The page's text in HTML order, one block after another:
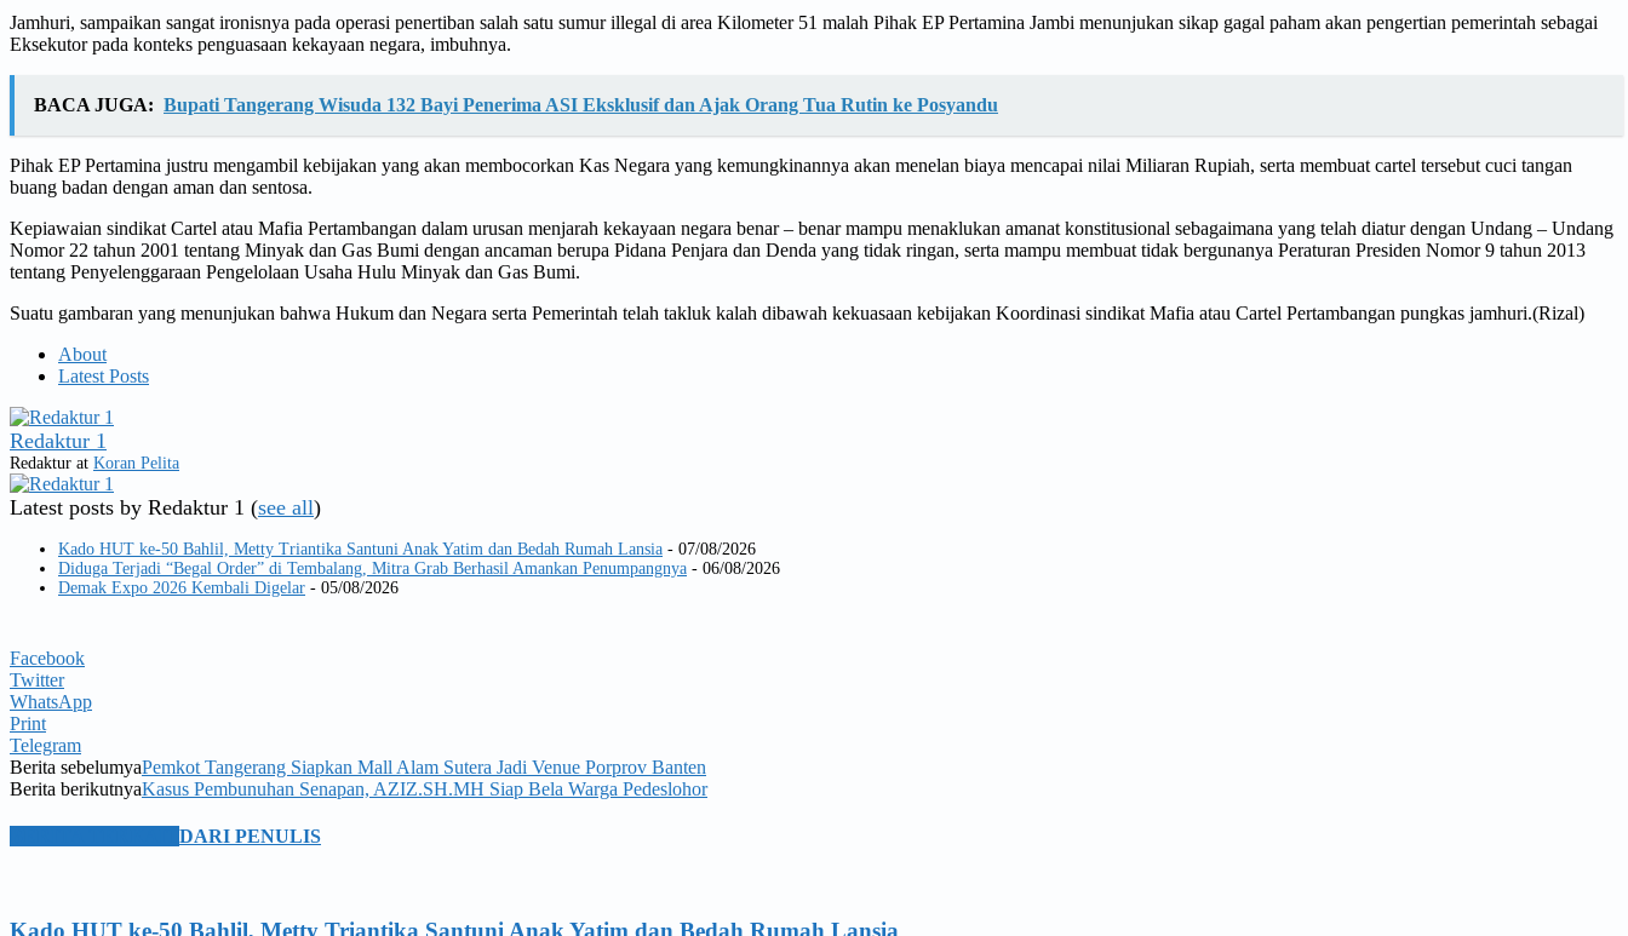
Jamhuri, sampaikan sangat ironisnya pada operasi penertiban salah satu sumur illegal di area Kilometer 51 malah Pihak EP Pertamina Jambi menunjukan sikap gagal paham akan pengertian pemerintah sebagai
Eksekutor pada konteks penguasaan kekayaan negara, imbuhnya.
BACA JUGA: Bupati Tangerang Wisuda 132 Bayi Penerima ASI Eksklusif dan Ajak Orang Tua Rutin ke Posyandu
Pihak EP Pertamina justru mengambil kebijakan yang akan membocorkan Kas Negara yang kemungkinannya akan menelan biaya mencapai nilai Miliaran Rupiah, serta membuat cartel tersebut cuci tangan
buang badan dengan aman dan sentosa.
Kepiawaian sindikat Cartel atau Mafia Pertambangan dalam urusan menjarah kekayaan negara benar – benar mampu menaklukan amanat konstitusional sebagaimana yang telah diatur dengan Undang – Undang
Nomor 22 tahun 2001 tentang Minyak dan Gas Bumi dengan ancaman berupa Pidana Penjara dan Denda yang tidak ringan, serta mampu membuat tidak bergunanya Peraturan Presiden Nomor 9 tahun 2013
tentang Penyelenggaraan Pengelolaan Usaha Hulu Minyak dan Gas Bumi.
Suatu gambaran yang menunjukan bahwa Hukum dan Negara serta Pemerintah telah takluk kalah dibawah kekuasaan kebijakan Koordinasi sindikat Mafia atau Cartel Pertambangan pungkas jamhuri.(Rizal)
About
Latest Posts
Redaktur 1
Redaktur at Koran Pelita
Latest posts by Redaktur 1 (see all)
Kado HUT ke-50 Bahlil, Metty Triantika Santuni Anak Yatim dan Bedah Rumah Lansia - 07/08/2026
Diduga Terjadi “Begal Order” di Tembalang, Mitra Grab Berhasil Amankan Penumpangnya - 06/08/2026
Demak Expo 2026 Kembali Digelar - 05/08/2026
Facebook
Twitter
WhatsApp
Print
Telegram
Berita sebelumyaPemkot Tangerang Siapkan Mall Alam Sutera Jadi Venue Porprov Banten
Berita berikutnyaKasus Pembunuhan Senapan, AZIZ.SH.MH Siap Bela Warga Pedeslohor
DARI PENULIS
Kado HUT ke-50 Bahlil, Metty Triantika Santuni Anak Yatim dan Bedah Rumah Lansia